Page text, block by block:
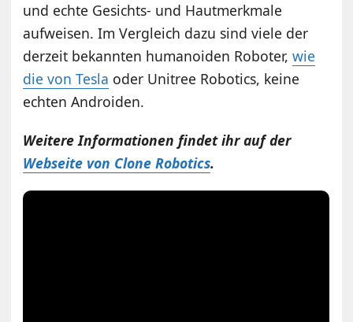
und echte Gesichts- und Hautmerkmale
aufweisen. Im Vergleich dazu sind viele der
derzeit bekannten humanoiden Roboter,wie
die von Tesla oder Unitree Robotics, keine
echten Androiden.
Weitere Informationen findet ihr auf der
Webseite von Clone Robotics.